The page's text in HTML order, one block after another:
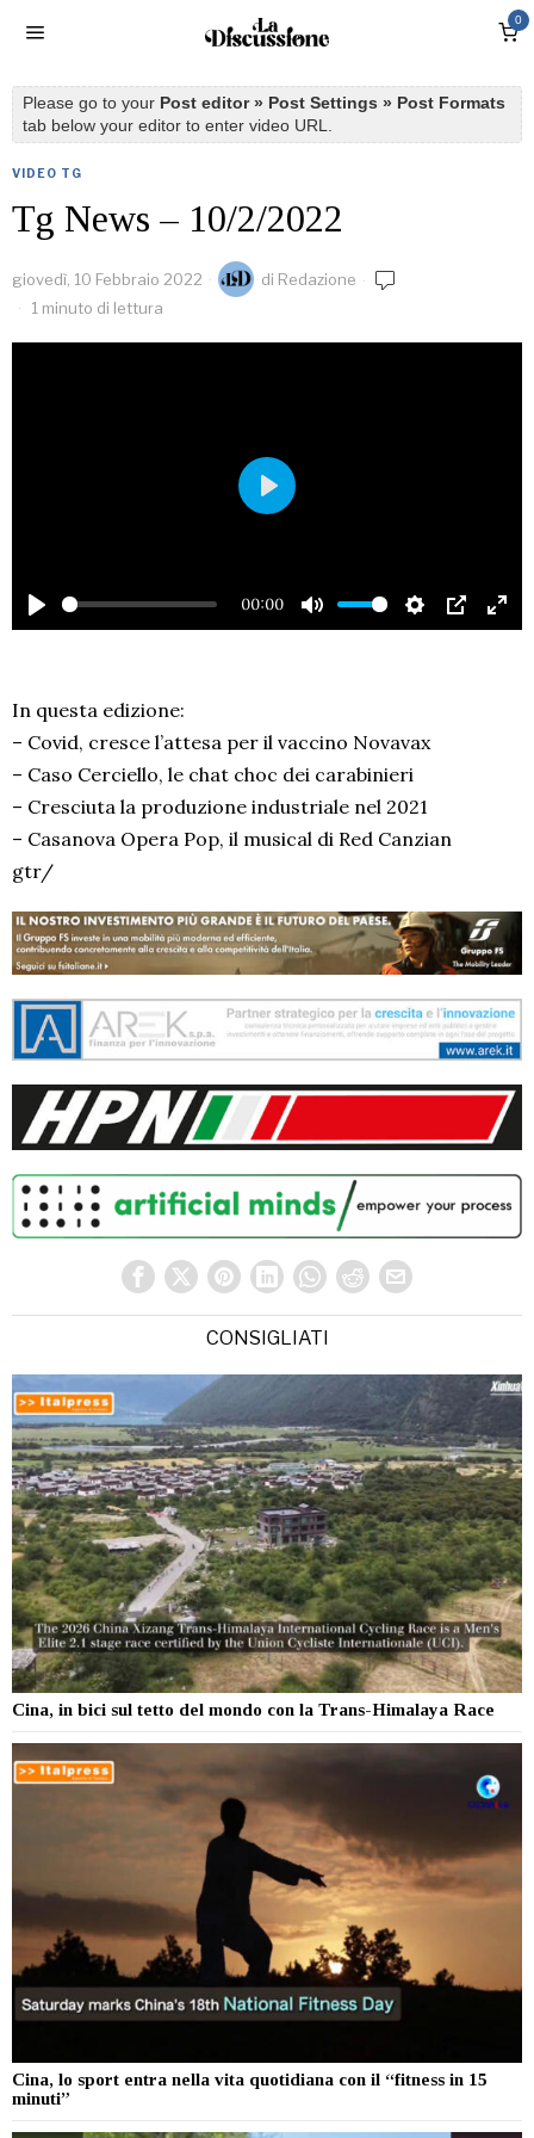
0
Please go to your Post editor » Post Settings » Post Formats
tab below your editor to enter video URL.
VIDEO TG
Tg News – 10/2/2022
giovedì, 10 Febbraio 2022 di Redazione
1 minuto di lettura
PLAY
00:00
MUTE SETTINGS
PIP
PLAY
In questa edizione:
– Covid, cresce l’attesa per il vaccino Novavax
– Caso Cerciello, le chat choc dei carabinieri
– Cresciuta la produzione industriale nel 2021
– Casanova Opera Pop, il musical di Red Canzian
gtr/
CONSIGLIATI
Cina, in bici sul tetto del mondo con la Trans-Himalaya Race
Cina, lo sport entra nella vita quotidiana con il “fitness in 15
minuti”